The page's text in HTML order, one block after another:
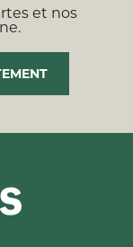
et nos